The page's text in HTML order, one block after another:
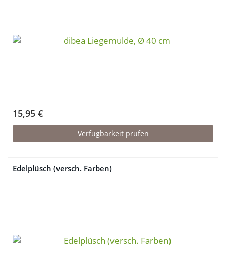
15,95 €
Verfügbarkeit prüfen
Edelplüsch (versch. Farben)